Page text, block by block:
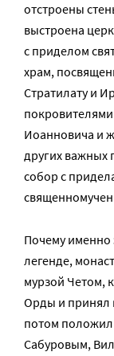
отстроены
выстроена
с приделом
храм,
Стратилату и
Иоанновича и
других важных
собор с
Почему именно
легенде,
мурзой Четом,
Орды и принял
потом положил
Сабуровым,